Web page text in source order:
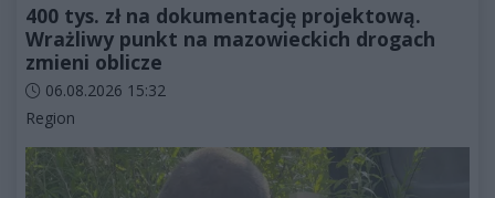
400 tys. zł na dokumentację projektową.
Wrażliwy punkt na mazowieckich drogach
zmieni oblicze
Data dodania artykułu:
06.08.2026 15:32
Kategorie artykułu:
Region